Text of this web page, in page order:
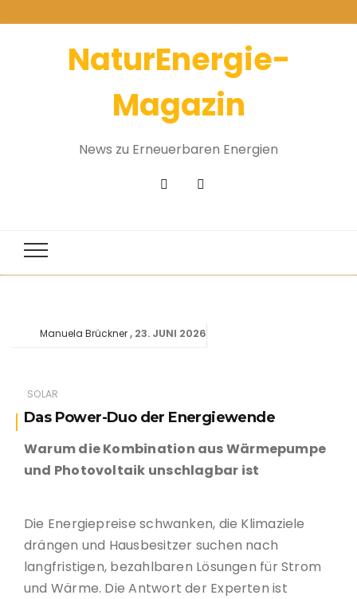
NaturEnergie-
Magazin
News zu Erneuerbaren Energien
SOLAR
Das Power-Duo der Energiewende
Manuela Brückner 23. JUNI 2026
Warum die Kombination aus Wärmepumpe
und Photovoltaik unschlagbar ist
Die Energiepreise schwanken, die Klimaziele
drängen und Hausbesitzer suchen nach
langfristigen, bezahlbaren Lösungen für Strom
und Wärme. Die Antwort der Experten ist